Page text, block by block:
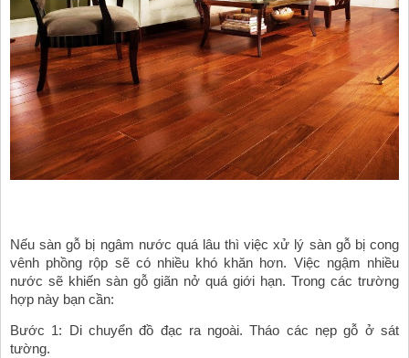
Nếu sàn gỗ bị ngâm nước quá lâu thì việc xử lý sàn gỗ bị cong
vênh phồng rộp sẽ có nhiều khó khăn hơn. Việc ngậm nhiều
nước sẽ khiến sàn gỗ giãn nở quá giới hạn. Trong các trường
hợp này bạn cần:
Bước 1: Di chuyển đồ đạc ra ngoài. Tháo các nẹp gỗ ở sát
tường.